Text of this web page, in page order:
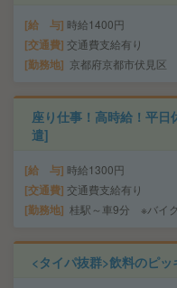
給 与 時給1400円
交通費 交通費支給有り
勤務地 京都府京都市伏見区
座り仕事！高時給！平
遣]
給 与 時給1300円
交通費 交通費支給有り
勤務地 桂駅～車9分 ※バイ
<タイパ抜群>飲料のピ